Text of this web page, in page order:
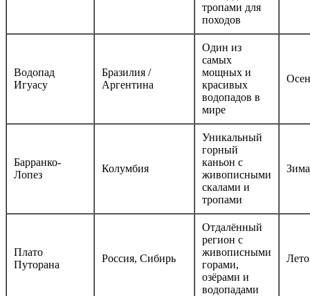
тропами для
походов
Водопад
Игуасу
Бразилия /
Аргентина
Один из
самых
мощных и
красивых
водопадов в
мире
Барранко-
Лопез
Колумбия
Уникальный
горный
каньон с
живописными
скалами и
тропами
Зима
Плато
Путорана
Россия, Сибирь
Отдалённый
регион с
живописными
горами,
озёрами и
водопадами
Лето